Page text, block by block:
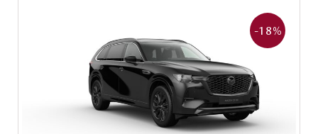
-18%